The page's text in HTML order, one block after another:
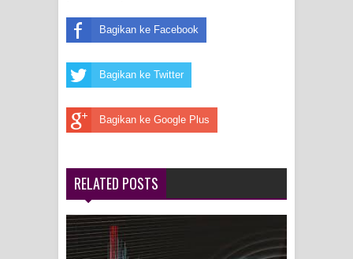
Bagikan ke Facebook
Bagikan ke Twitter
Bagikan ke Google Plus
RELATED POSTS